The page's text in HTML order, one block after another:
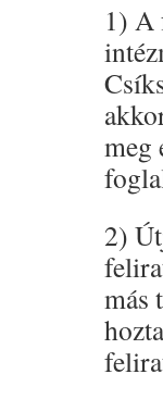
1) A
meg
2)
más